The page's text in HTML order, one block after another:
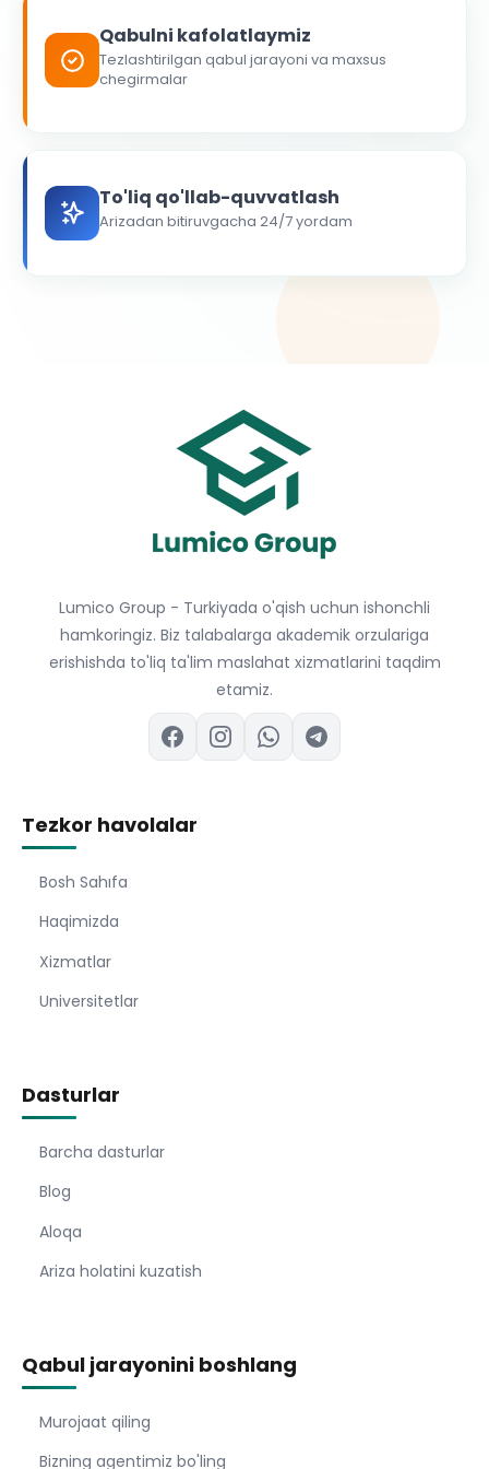
Qabulni kafolatlaymiz
Tezlashtirilgan qabul jarayoni va maxsus
chegirmalar
To'liq qo'llab-quvvatlash
Arizadan bitiruvgacha 24/7 yordam
Lumico Group - Turkiyada o'qish uchun ishonchli
hamkoringiz. Biz talabalarga akademik orzulariga
erishishda to'liq ta'lim maslahat xizmatlarini taqdim
etamiz.
Tezkor havolalar
Bosh Sahıfa
Haqimizda
Xizmatlar
Universitetlar
Dasturlar
Barcha dasturlar
Blog
Aloqa
Ariza holatini kuzatish
Qabul jarayonini boshlang
Murojaat qiling
Bizning agentimiz bo'ling